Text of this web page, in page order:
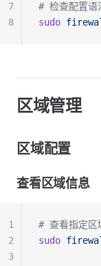
# 检查配置语
sudo
7
8
区域管理
区域配置
查看区域信息
# 查看指定区
sudo
1
2
3